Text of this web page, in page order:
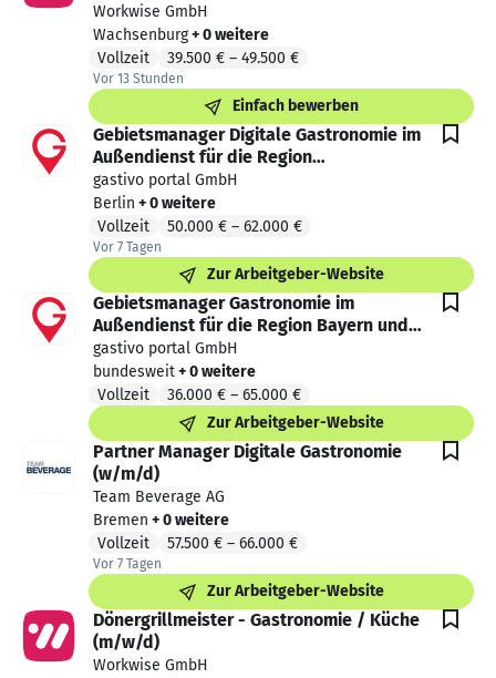
Workwise GmbH
Wachsenburg+ 0 weitere
Vollzeit
39.500 € – 49.500 €
Vor 13 Stunden
Vor 13 Stunden veröffentlicht
Einfach bewerben
Gebietsmanager Digitale Gastronomie im
Außendienst für die Region
Berlin/Nordost (w/m/d)
gastivo portal GmbH
Berlin + 0 weitere
Vollzeit
50.000 € – 62.000 €
Vor 7 Tagen
Vor 7 Tagen veröffentlicht
Zur Arbeitgeber-Website
Gebietsmanager Gastronomie im
Außendienst für die Region Bayern und
Baden-Württemberg (w/m/d)
gastivo portal GmbH
bundesweit+ 0 weitere
Vollzeit
36.000 € – 65.000 €
Zur Arbeitgeber-Website
Partner Manager Digitale Gastronomie
(w/m/d)
Team Beverage AG
Bremen + 0 weitere
Vollzeit
57.500 € – 66.000 €
Vor 7 Tagen
Vor 7 Tagen veröffentlicht
Zur Arbeitgeber-Website
Dönergrillmeister - Gastronomie / Küche
(m/w/d)
Workwise GmbH